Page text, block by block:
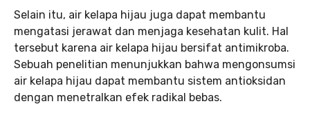
Selain itu, air kelapa hijau juga dapat membantu
mengatasi jerawat dan menjaga kesehatan kulit. Hal
tersebut karena air kelapa hijau bersifat antimikroba.
Sebuah penelitian menunjukkan bahwa mengonsumsi
air kelapa hijau dapat membantu sistem antioksidan
dengan menetralkan efek radikal bebas.